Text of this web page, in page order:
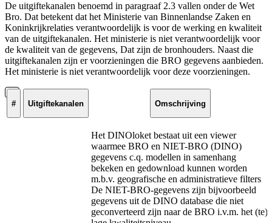
De uitgiftekanalen benoemd in paragraaf 2.3 vallen onder de Wet
Bro. Dat betekent dat het Ministerie van Binnenlandse Zaken en
Koninkrijkrelaties verantwoordelijk is voor de werking en kwaliteit
van de uitgiftekanalen. Het ministerie is niet verantwoordelijk voor
de kwaliteit van de gegevens, Dat zijn de bronhouders. Naast die
uitgiftekanalen zijn er voorzieningen die BRO gegevens aanbieden.
Het ministerie is niet verantwoordelijk voor deze voorzieningen.
# Uitgiftekanalen Omschrijving
Het DINOloket bestaat uit een viewer
waarmee BRO en NIET-BRO (DINO)
gegevens c.q. modellen in samenhang
bekeken en gedownload kunnen worden
m.b.v. geografische en administratieve filters
De NIET-BRO-gegevens zijn bijvoorbeeld
gegevens uit de DINO database die niet
geconverteerd zijn naar de BRO i.v.m. het (te)